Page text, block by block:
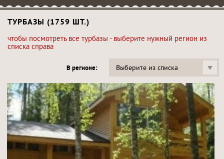
ТУРБАЗЫ (1759 ШТ.)
чтобы посмотреть все турбазы - выберите нужный регион из
списка справа
В регионе: Выберите из списка